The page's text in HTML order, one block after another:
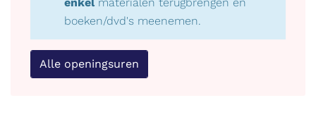
boeken/dvd's meenemen.
Alle openingsuren